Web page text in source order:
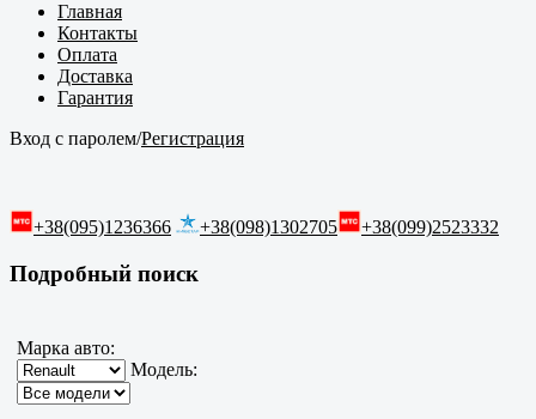
Главная
Контакты
Оплата
Доставка
Гарантия
Вход с паролем/Регистрация
+38(095)1236366 +38(098)1302705 +38(099)2523332
Подробный поиск
Марка авто:
Модель: